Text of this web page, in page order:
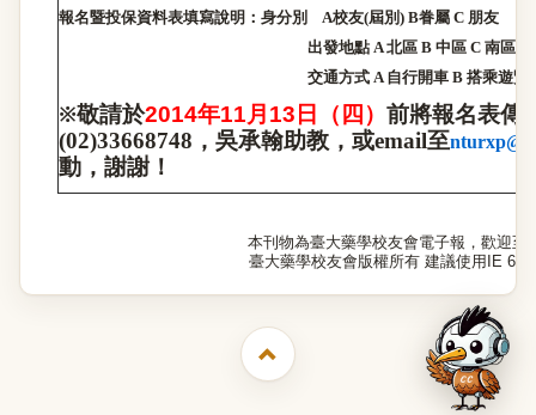
報名暨投保資料表填寫說明：身分別 A校友(屆別 ) B眷屬 C 朋友
出發地點 A北區 B 中區 C 南區
交通方式 A自行開車 B 搭乘遊覽
※敬請於2014年11月 13 日 （四） 前將報名表傳
(02)33668748 ，吳承翰助教，或email至
動，謝謝！
本刊物為臺大藥學校友會電子報，歡迎至
臺大藥學校友會版權所有 建議使用IE 6.0